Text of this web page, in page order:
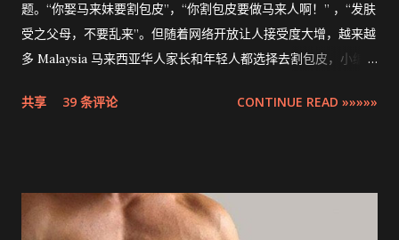
题。“你娶马来妹要割包皮”，“你割包皮要做马来人啊！” ，“发肤
受之父母，不要乱来”。但随着网络开放让人接受度大增，越来越
多 Malaysia 马来西亚华人家长和年轻人都选择去割包皮，小编多
的是最先进，零出血，零缝针，15分钟快速完成的 ZSR
共享 39 条评论 CONTINUE READ »»»»»